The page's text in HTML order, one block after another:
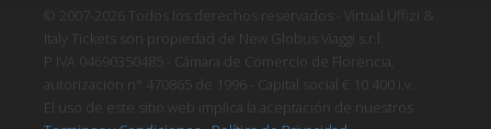
© 2007-2026 Todos los derechos reservados - Virtual Uffizi &
Italy Tickets son propiedad de New Globus Viaggi s.r.l.
P.IVA 04690350485 - Cámara de Comercio de Florencia,
autorización n° 470865 de 1996 - Capital social € 10.400 i.v.
El uso de este sitio web implica la aceptación de nuestros